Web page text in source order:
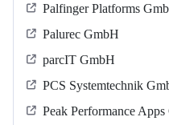
Palfinger Platforms
Palurec GmbH
parcIT GmbH
PCS Systemtechnik
Peak Performance